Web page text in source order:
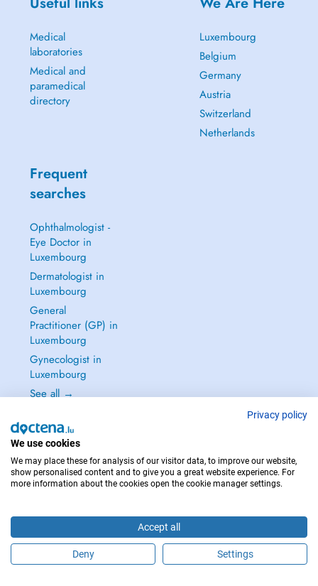
Medical
laboratories
Medical and
paramedical
directory
Luxembourg
Belgium
Germany
Austria
Switzerland
Netherlands
Frequent
searches
Ophthalmologist -
Eye Doctor in
Luxembourg
Dermatologist in
Luxembourg
General
Practitioner (GP) in
Luxembourg
Gynecologist in
Luxembourg
See all →
IN CASE OF EMERGENCIES, PLEASE CONTACT : 112
Copyright © 2026 - DOCTENA S.A. 42, Rue de la Vallée, L-2661 Luxembourg
Privacy policy
We use cookies
We may place these for analysis of our visitor data, to improve our website,
show personalised content and to give you a great website experience. For
more information about the cookies open the cookie manager settings.
Accept all
Deny Settings